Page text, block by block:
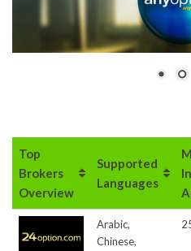
Top
Brokers
Overview
Supported
Languages
Arabic,
Chinese,